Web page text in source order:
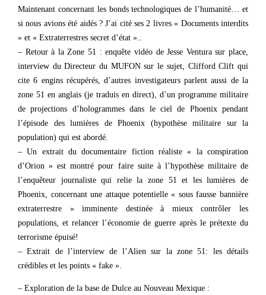
Maintenant concernant les bonds technologiques de l’humanité… et
si nous avions été aidés ? J’ai cité ses 2 livres « Documents interdits
» et « Extraterrestres secret d’état »..
– Retour à la Zone 51 : enquête vidéo de Jesse Ventura sur place,
interview du Directeur du MUFON sur le sujet, Clifford Clift qui
cite 6 engins récupérés, d’autres investigateurs parlent aussi de la
zone 51 en anglais (je traduis en direct), d’un programme militaire
de projections d’hologrammes dans le ciel de Phoenix pendant
l’épisode des lumières de Phoenix (hypothèse militaire sur la
population) qui est abordé.
– Un extrait du documentaire fiction réaliste « la conspiration
d’Orion » est montré pour faire suite à l’hypothèse militaire de
l’enquêteur journaliste qui relie la zone 51 et les lumières de
Phoenix, concernant une attaque potentielle « sous fausse bannière
extraterrestre » imminente destinée à mieux contrôler les
populations, et relancer l’économie de guerre après le prétexte du
terrorisme épuisé!
– Extrait de l’interview de l’Alien sur la zone 51: les détails
crédibles et les points « fake ».
– Exploration de la base de Dulce au Nouveau Mexique :